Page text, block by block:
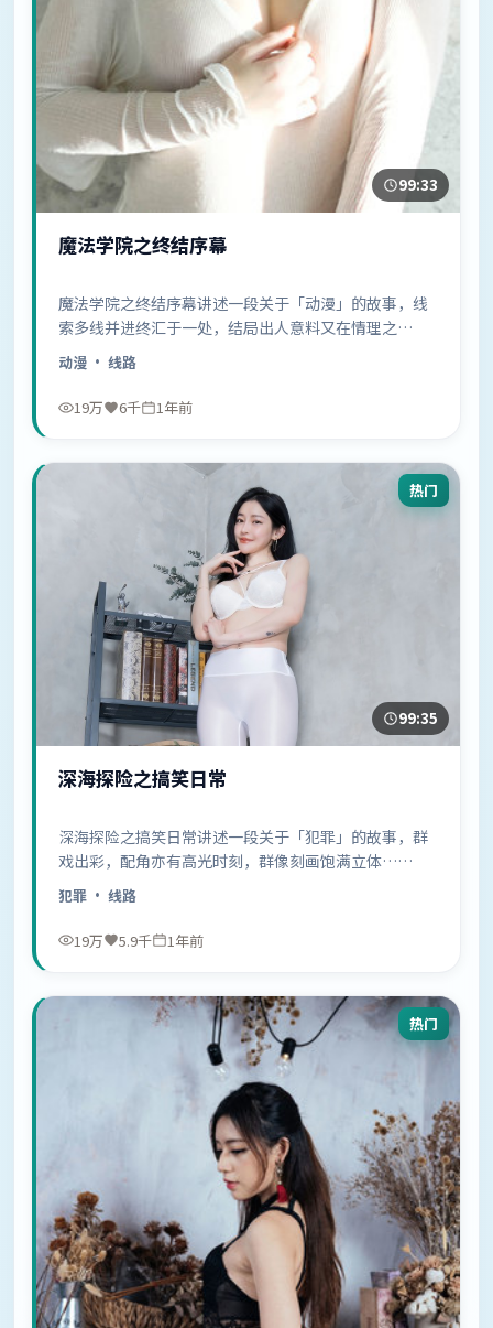
99:33
魔法学院之终结序幕
魔法学院之终结序幕讲述一段关于「动漫」的故事，线
索多线并进终汇于一处，结局出人意料又在情理之
中……
动漫 · 线路
19万 6千 1年前
热门
99:35
深海探险之搞笑日常
深海探险之搞笑日常讲述一段关于「犯罪」的故事，群
戏出彩，配角亦有高光时刻，群像刻画饱满立体……
犯罪 · 线路
19万 5.9千 1年前
热门